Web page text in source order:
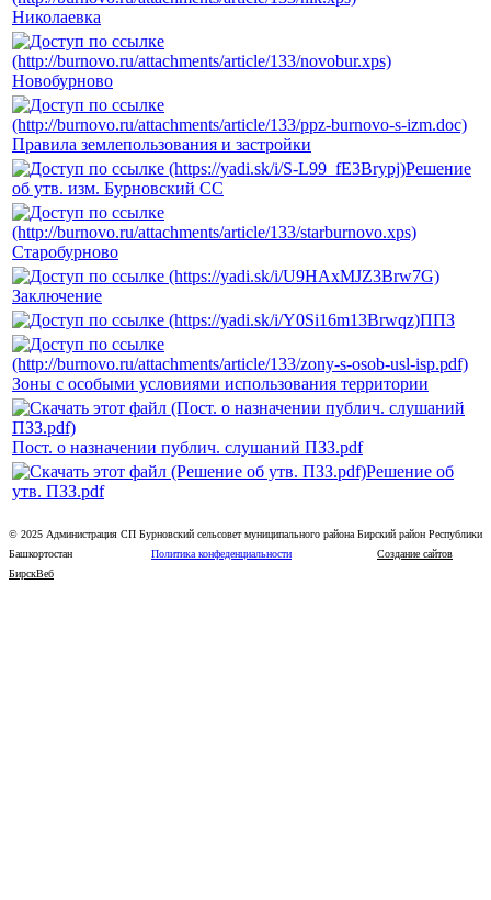
Николаевка
Новобурново
Правила землепользования и застройки
Решение
об утв. изм. Бурновский СС
Старобурново
Заключение
ППЗ
Зоны с особыми условиями использования территории
Пост. о назначении публич. слушаний ПЗЗ.pdf
Решение об
утв. ПЗЗ.pdf
© 2025 Администрация СП Бурновский сельсовет муниципального района Бирский район Республики
Башкортостан Политика конфеденциальности
Создание сайтов
БирскВеб